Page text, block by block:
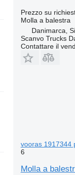
Prezzo su
Molla a balestra
Danimarca,
Scanvo Trucks
Contattare il
vooras 1917344
6
Molla a